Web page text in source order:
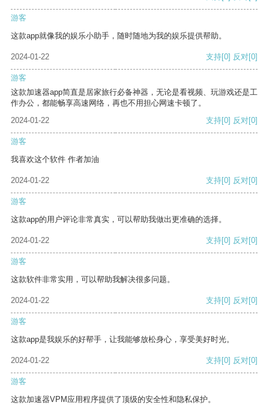
游客
这款app就像我的娱乐小助手，随时随地为我的娱乐提供帮助。
2024-01-22 支持[0] 反对[0]
游客
这款加速器app简直是居家旅行必备神器，无论是看视频、玩游戏还是工
作办公，都能畅享高速网络，再也不用担心网速卡顿了。
2024-01-22
支持[0] 反对[0]
游客
我喜欢这个软件 作者加油
2024-01-22 支持[0] 反对[0]
游客
这款app的用户评论非常真实，可以帮助我做出更准确的选择。
2024-01-22 支持[0] 反对[0]
游客
这款软件非常实用，可以帮助我解决很多问题。
2024-01-22 支持[0] 反对[0]
游客
这款app是我娱乐的好帮手，让我能够放松身心，享受美好时光。
2024-01-22 支持[0] 反对[0]
游客
这款加速器VPM应用程序提供了顶级的安全性和隐私保护。